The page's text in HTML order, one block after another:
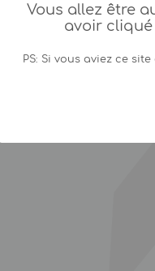
Vous allez être
avoir
PS: Si vous aviez ce